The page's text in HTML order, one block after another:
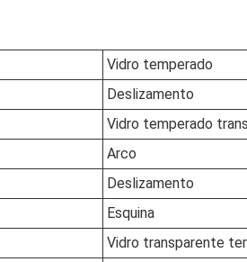
Vidro temperado
Deslizamento
Vidro temperado
Arco
Deslizamento
Esquina
Vidro transparente